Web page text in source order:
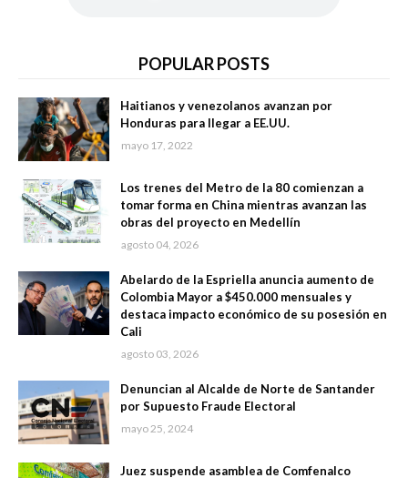
POPULAR POSTS
Haitianos y venezolanos avanzan por
Honduras para llegar a EE.UU.
mayo 17, 2022
Los trenes del Metro de la 80 comienzan a
tomar forma en China mientras avanzan las
obras del proyecto en Medellín
agosto 04, 2026
Abelardo de la Espriella anuncia aumento de
Colombia Mayor a $450.000 mensuales y
destaca impacto económico de su posesión en
Cali
agosto 03, 2026
Denuncian al Alcalde de Norte de Santander
por Supuesto Fraude Electoral
mayo 25, 2024
Juez suspende asamblea de Comfenalco